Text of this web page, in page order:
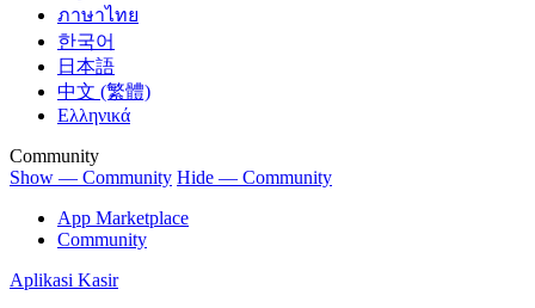
ภาษาไทย
한국어
日本語
中文 (繁體)
Ελληνικά
Community
Show — Community Hide — Community
App Marketplace
Community
Aplikasi Kasir